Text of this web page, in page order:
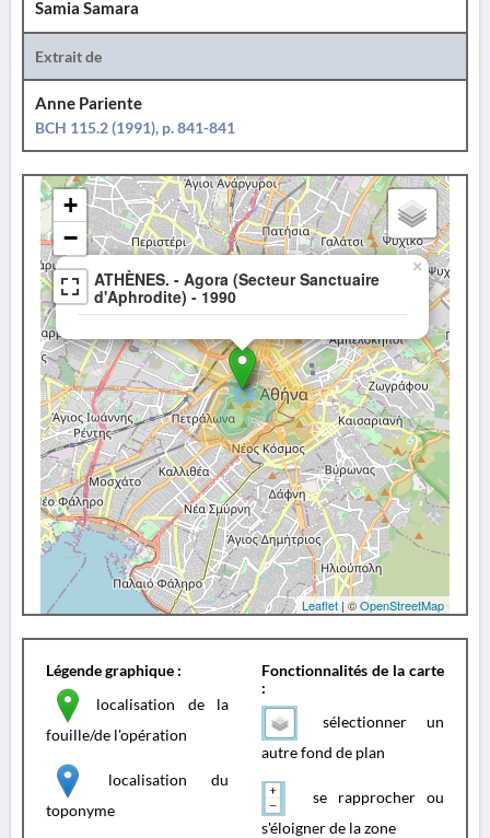
Samia Samara
Extrait de
Anne Pariente
BCH 115.2 (1991), p. 841-841
ATHÈNES. - Agora (Secteur Sanctuaire
d'Aphrodite) - 1990
×
+
−
Leaflet| ©OpenStreetMap
Légende graphique :
localisation de la
fouille/de l'opération
localisation du
toponyme
Fonctionnalités de la carte
:
sélectionner un
autre fond de plan
se rapprocher ou
s'éloigner de la zone